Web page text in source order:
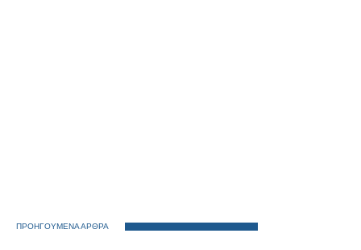
ΠΡΟΗΓΟΥΜΕΝΑ ΑΡΘΡΑ